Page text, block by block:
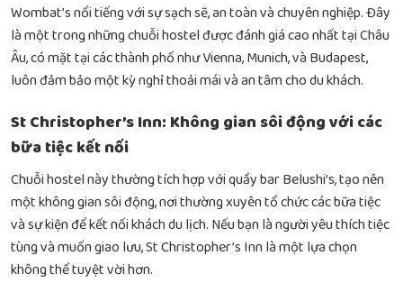
Wombat’s nổi tiếng với sự sạch sẽ, an toàn và chuyên nghiệp. Đây
là một trong những chuỗi hostel được đánh giá cao nhất tại Châu
Âu, có mặt tại các thành phố như Vienna, Munich, và Budapest,
luôn đảm bảo một kỳ nghỉ thoải mái và an tâm cho du khách.
St Christopher’s Inn: Không gian sôi động với các
bữa tiệc kết nối
Chuỗi hostel này thường tích hợp với quầy bar Belushi’s, tạo nên
một không gian sôi động, nơi thường xuyên tổ chức các bữa tiệc
và sự kiện để kết nối khách du lịch. Nếu bạn là người yêu thích tiệc
tùng và muốn giao lưu, St Christopher’s Inn là một lựa chọn
không thể tuyệt vời hơn.